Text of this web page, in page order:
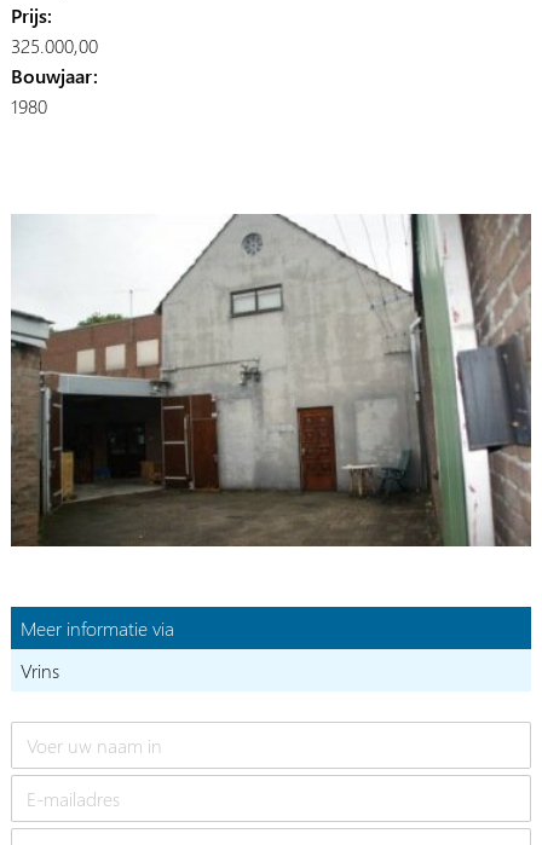
Prijs:
325.000,00
Bouwjaar:
1980
Meer informatie via
Vrins